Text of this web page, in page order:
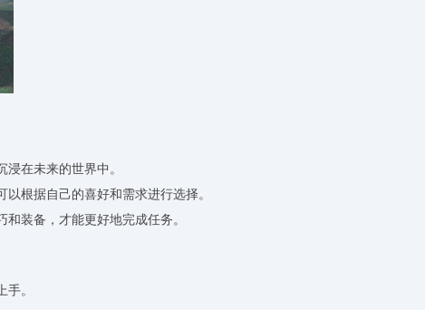
在未来的世界中。
根据自己的喜好和需求进行选择。
装备，才能更好地完成任务。
。